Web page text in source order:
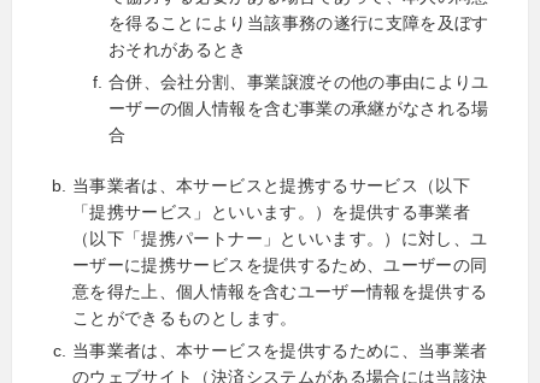
を得ることにより当該事務の遂行に支障を及ぼす
おそれがあるとき
合併、会社分割、事業譲渡その他の事由によりユ
ーザーの個人情報を含む事業の承継がなされる場
合
当事業者は、本サービスと提携するサービス（以下
「提携サービス」といいます。）を提供する事業者
（以下「提携パートナー」といいます。）に対し、ユ
ーザーに提携サービスを提供するため、ユーザーの同
意を得た上、個人情報を含むユーザー情報を提供する
ことができるものとします。
当事業者は、本サービスを提供するために、当事業者
のウェブサイト（決済システムがある場合には当該決